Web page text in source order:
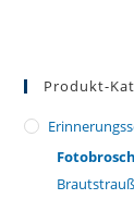
Produkt-